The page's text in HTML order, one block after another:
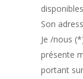
Son
Je /nous
présente
portant